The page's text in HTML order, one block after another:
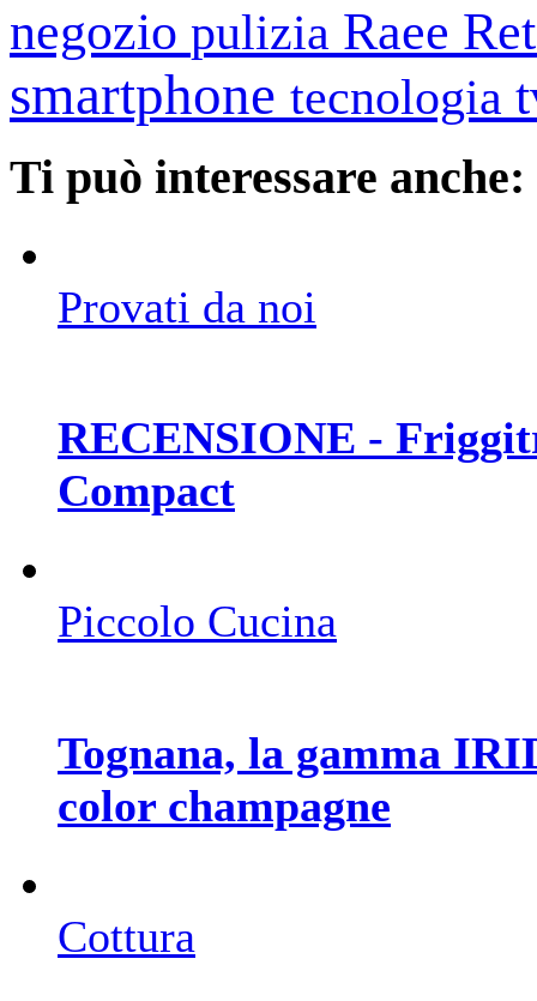
negozio pulizia Raee
smartphone tecnologia
Ti può interessare anche:
Provati da noi
RECENSIONE -
Compact
Piccolo Cucina
Tognana, la gamma
color champagne
Cottura